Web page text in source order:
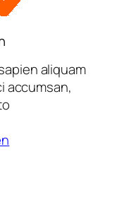
aliquam
accumsan,